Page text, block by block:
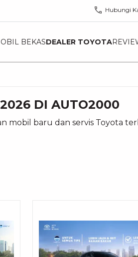
Hubungi
BEKASDEALER TOYOTA
DI AUTO2000
mobil baru dan servis Toyota